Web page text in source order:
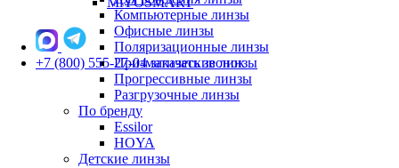
Компьютерные линзы
Офисные линзы
Поляризационные линзы
Призматические линзы
Прогрессивные линзы
Разгрузочные линзы
По бренду
Essilor
HOYA
Детские линзы
+7 (800) 555-27-04 заказать звонок